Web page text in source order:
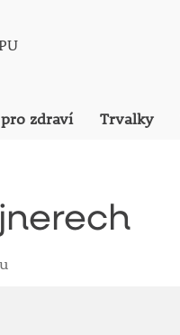
zdraví Trvalky